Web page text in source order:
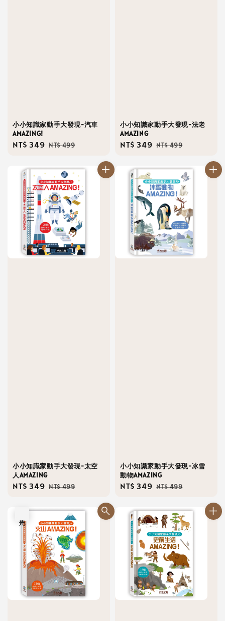
小小知識家動手大發現-汽車
AMAZING!
Sale
NT$ 349 Regular
NT$ 499
小小知識家動手大發現-法老
AMAZING
Sale
NT$ 349 Regular
NT$ 499
小小知識家動手大發現-太空
人AMAZING
Sale
NT$ 349 Regular
NT$ 499
小小知識家動手大發現-冰雪
動物AMAZING
Sale
NT$ 349 Regular
NT$ 499